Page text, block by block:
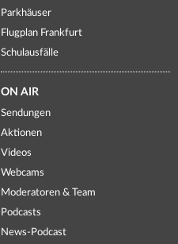
Parkhäuser
Flugplan Frankfurt
Schulausfälle
ON AIR
Sendungen
Aktionen
Videos
Webcams
Moderatoren & Team
Podcasts
News-Podcast